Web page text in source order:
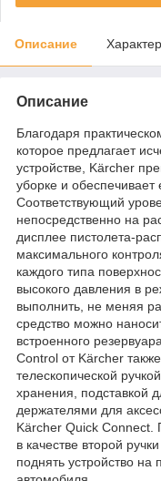
Описание
Описание
Благодаря
которое предлагает
устройстве, Kärcher
уборке и обеспечивает
Соответствующий
непосредственно на
дисплее пистолета-
максимального
каждого типа
высокого давления в
выполнить, не меняя
средство можно
встроенного
Control от Kärcher
телескопической
хранения, подставкой
держателями для
Kärcher Quick Connect.
в качестве второй
поднять устройство на